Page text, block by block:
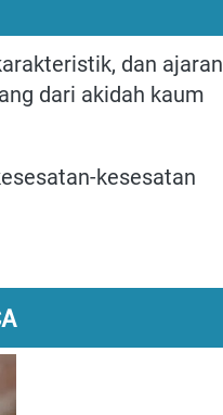
dan ajaran
dari akidah kaum
kesesatan